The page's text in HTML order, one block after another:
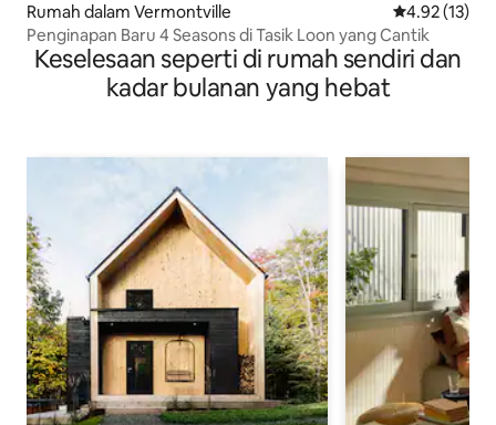
Rumah dalam Vermontville Penarafan
4.92 (13)
Penginapan Baru 4 Seasons di Tasik Loon yang Cantik
Keselesaan seperti di rumah sendiri dan
kadar bulanan yang hebat